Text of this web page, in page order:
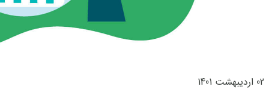
02 اردیبهشت 1401